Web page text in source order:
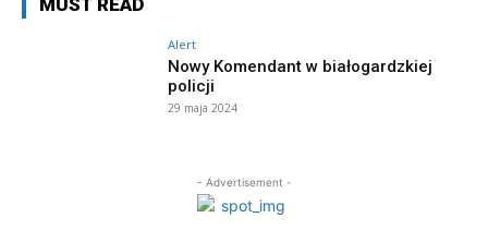
Alert
Nowy Komendant w białogardzkiej
policji
29 maja 2024
- Advertisement -